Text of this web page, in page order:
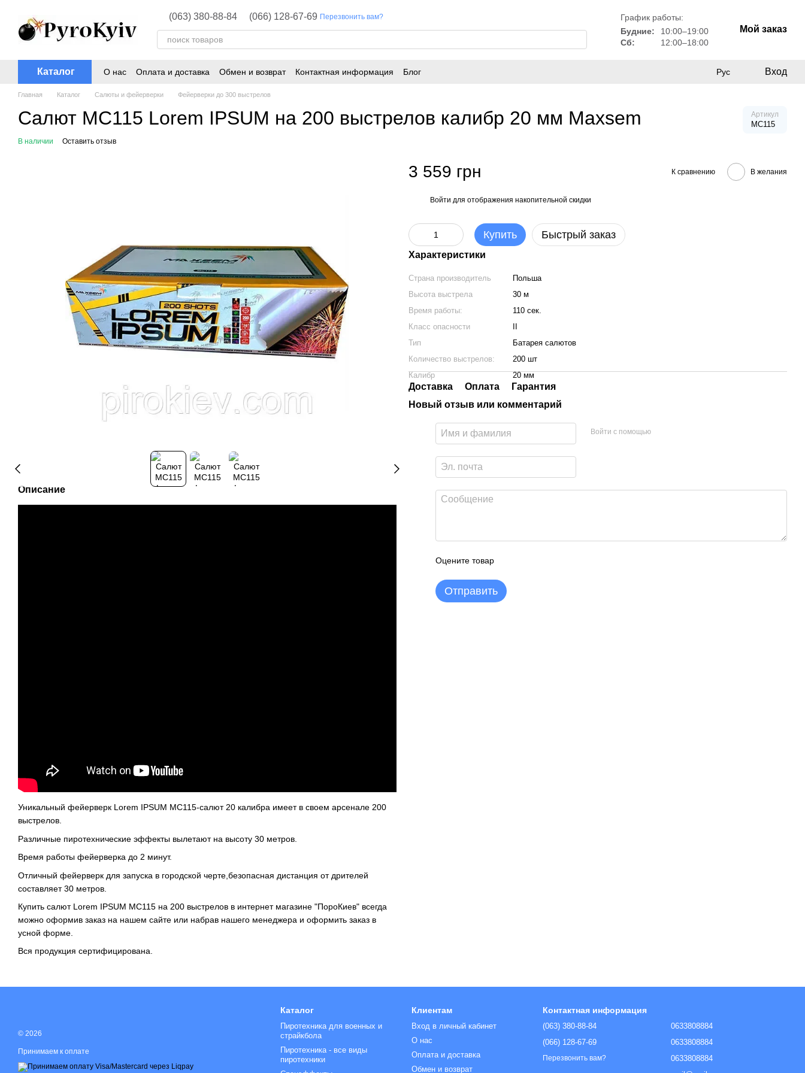
(063) 380-88-84 (066) 128-67-69 Перезвонить вам?
График работы:
Будние:
10:00–19:00
Сб:
12:00–18:00
Мой заказ
Каталог О нас Оплата и доставка Обмен и возврат Контактная информация Блог Рус Вход
Главная Каталог Салюты и фейерверки Фейерверки до 300 выстрелов
Салют MC115 Lorem IPSUM на 200 выстрелов калибр 20 мм Maxsem Артикул
MC115
В наличии Оставить отзыв
Описание
Уникальный фейерверк Lorem IPSUM MC115-салют 20 калибра имеет в своем арсенале 200
выстрелов.
Различные пиротехнические эффекты вылетают на высоту 30 метров.
Время работы фейерверка до 2 минут.
Отличный фейерверк для запуска в городской черте,безопасная дистанция от дрителей
составляет 30 метров.
Купить салют Lorem IPSUM MC115 на 200 выстрелов в интернет магазине "ПороКиев" всегда
можно оформив заказ на нашем сайте или набрав нашего менеджера и оформить заказ в
усной форме.
Вся продукция сертифицирована.
3 559 грн К сравнению В желания
Войти для отображения накопительной скидки
Купить Быстрый заказ
Характеристики
Страна производитель
Польша
Высота выстрела
30 м
Время работы:
110 сек.
Класс опасности
Тип
Батарея салютов
Количество выстрелов:
200 шт
Калибр
20 мм
Доставка Оплата
Гарантия
Новый отзыв или комментарий
Войти с помощью
Оцените товар
Отправить
© 2026
Принимаем к оплате
Каталог
Пиротехника для военных и
страйкбола
Пиротехника - все виды
пиротехники
Клиентам
Вход в личный кабинет
О нас
Оплата и доставка
Обмен и возврат
Контактная информация
(063) 380-88-84
(066) 128-67-69
Перезвонить вам?
0633808884
0633808884
0633808884